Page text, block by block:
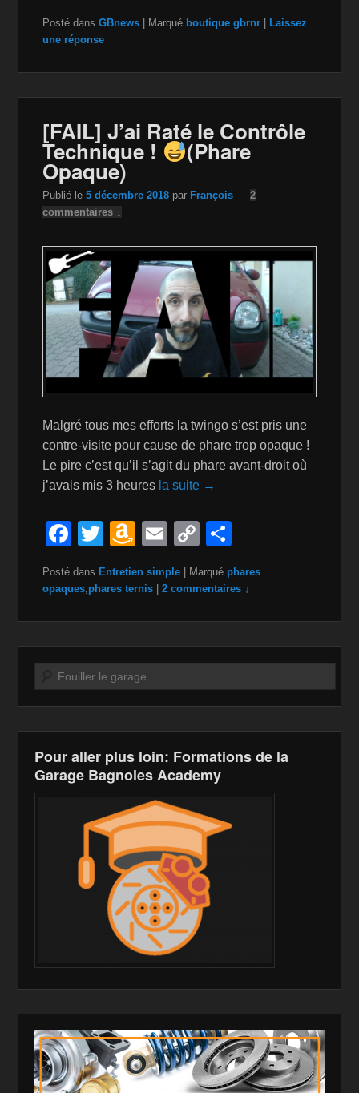
c
o
k
tt
a
W
is
h
st
ail p
k
ta
Posté dans GBnews | Marqué boutique gbrnr | Laissez
une réponse
[FAIL] J’ai Raté le Contrôle
Technique ! (Phare
Opaque)
Publié le5 décembre 2018 par François —2
commentaires ↓
Malgré tous mes efforts la twingo s’est pris une
contre-visite pour cause de phare trop opaque !
Le pire c’est qu’il s’agit du phare avant-droit où
j’avais mis 3 heures la suite →
F
c
o
o
k
T
tt
A
a
n
W
is
h
Li
st
E
ail
C
p
n
k
ta
Posté dans Entretien simple | Marqué phares
opaques phares ternis |2 commentaires ↓
Recherche
Pour aller plus loin: Formations de la
Garage Bagnoles Academy